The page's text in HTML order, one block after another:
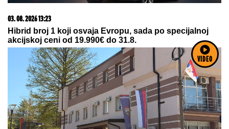
VIDEO
03. 08. 2026 13:23
Hibrid broj 1 koji osvaja Evropu, sada po specijalnoj
akcijskoj ceni od 19.990€ do 31.8.